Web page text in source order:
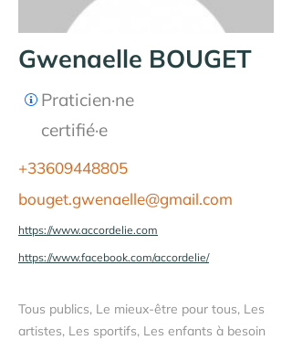
Gwenaelle BOUGET
Praticien·ne
certifié·e
+33609448805
bouget.gwenaelle@gmail.com
https://www.accordelie.com
https://www.facebook.com/accordelie/
Tous publics, Le mieux-être pour tous, Les
artistes, Les sportifs, Les enfants à besoin